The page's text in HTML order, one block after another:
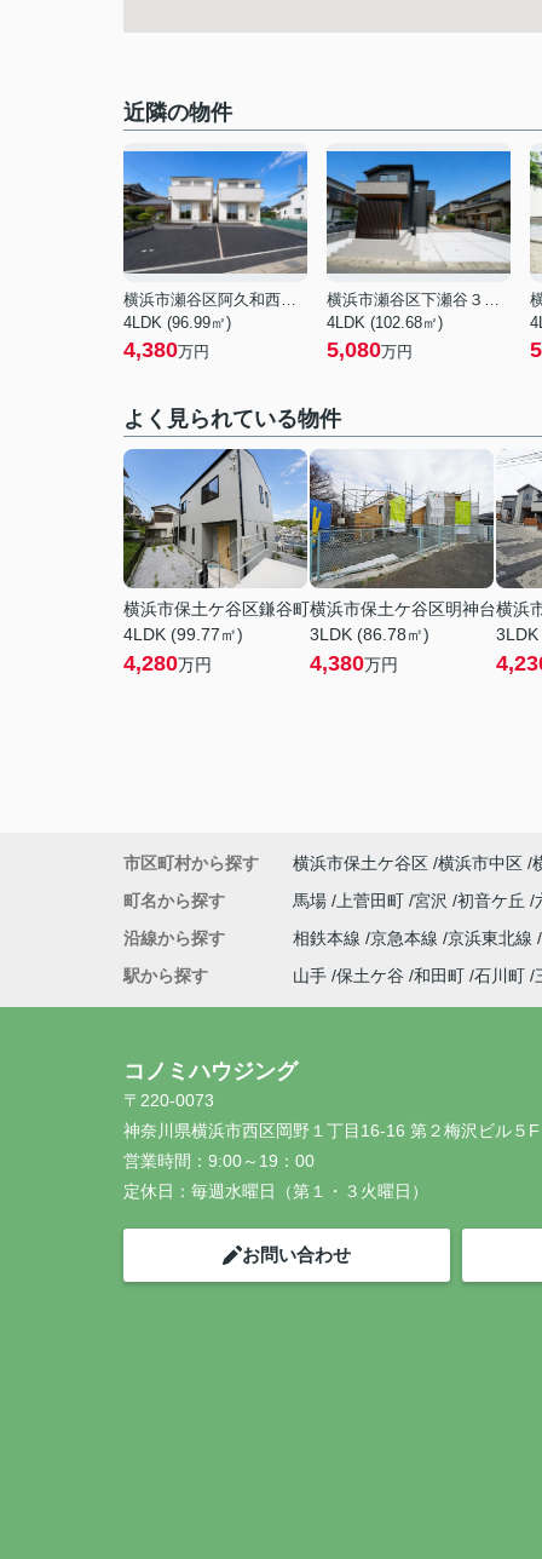
近隣の物件
横浜市瀬谷区阿久和西４丁目
4LDK (96.99㎡)
4,380万円
横浜市瀬谷区下瀬谷３丁目
4LDK (102.68㎡)
5,080万円
よく見られている物件
横浜市保土ケ谷区鎌谷町
4LDK (99.77㎡)
4,280万円
横浜市保土ケ谷区明神台
3LDK (86.78㎡)
4,380万円
横浜
市区町村から探す 横浜市保土ケ谷区 横浜市中区
町名から探す
馬場 上菅田町 宮沢 初音ケ丘
沿線から探す
相鉄本線 京急本線 京浜東北線
駅から探す
山手 保土ケ谷 和田町 石川町
コノミハウジング
〒220-0073
神奈川県横浜市西区岡野１丁目16-16 第２梅沢ビル５F
営業時間： 9:00～19：00
定休日： 毎週水曜日（第１・３火曜日）
お問い合わせ